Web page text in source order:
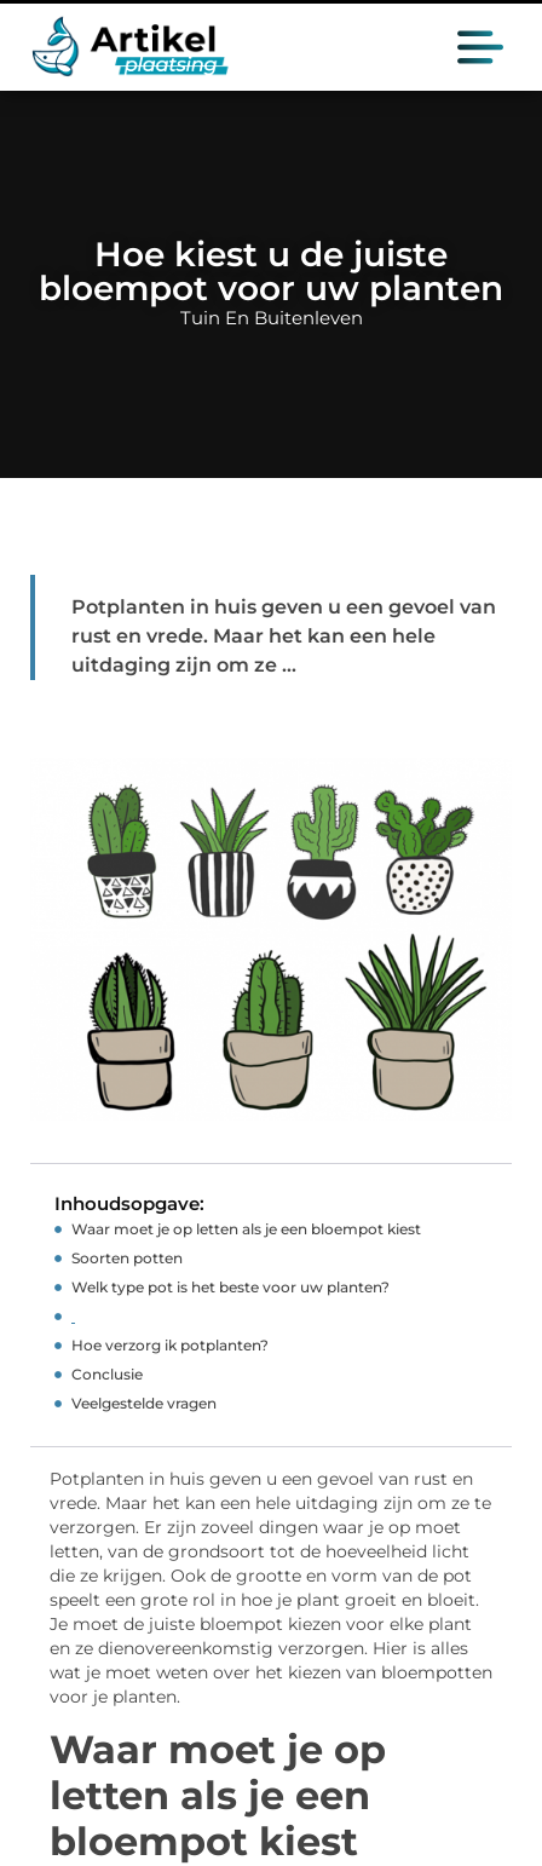
Hoe kiest u de juiste
bloempot voor uw planten
Tuin En Buitenleven
Potplanten in huis geven u een gevoel van
rust en vrede. Maar het kan een hele
uitdaging zijn om ze ...
Inhoudsopgave:
Waar moet je op letten als je een bloempot kiest
Soorten potten
Welk type pot is het beste voor uw planten?
Hoe verzorg ik potplanten?
Conclusie
Veelgestelde vragen
Potplanten in huis geven u een gevoel van rust en
vrede. Maar het kan een hele uitdaging zijn om ze te
verzorgen. Er zijn zoveel dingen waar je op moet
letten, van de grondsoort tot de hoeveelheid licht
die ze krijgen. Ook de grootte en vorm van de pot
speelt een grote rol in hoe je plant groeit en bloeit.
Je moet de juiste bloempot kiezen voor elke plant
en ze dienovereenkomstig verzorgen. Hier is alles
wat je moet weten over het kiezen van bloempotten
voor je planten.
Waar moet je op
letten als je een
bloempot kiest